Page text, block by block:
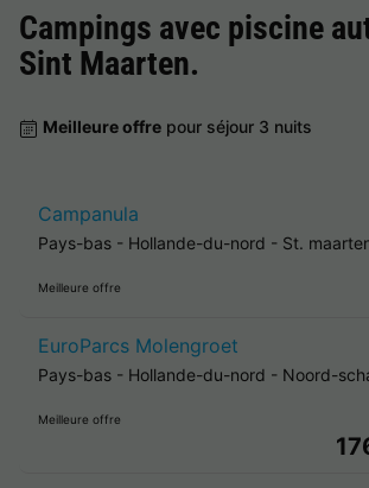
Campings avec piscine
Sint Maarten.
Meilleure offre pour séjour 3 nuits
Campanula
Pays-bas - Hollande-du-nord - St.
Meilleure offre
EuroParcs Molengroet
Pays-bas - Hollande-du-nord - Noord-
Meilleure offre